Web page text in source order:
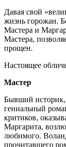
Давая свой
жизнь горожан.
Мастера и
Мастера,
прощен.
Настоящее
Мастер
Бывший историк,
гениальный
критиков,
Маргарита,
любимого.
прочитавшего